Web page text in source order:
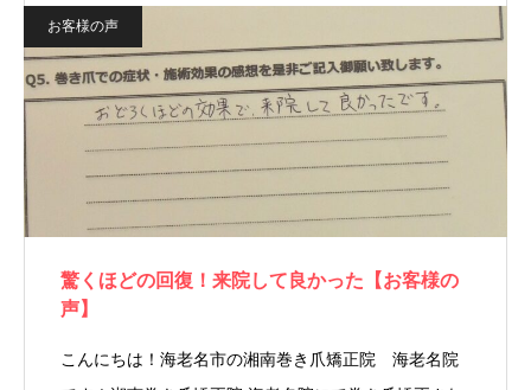
お客様の声
驚くほどの回復！来院して良かった【お客様の
声】
こんにちは！海老名市の湘南巻き爪矯正院 海老名院